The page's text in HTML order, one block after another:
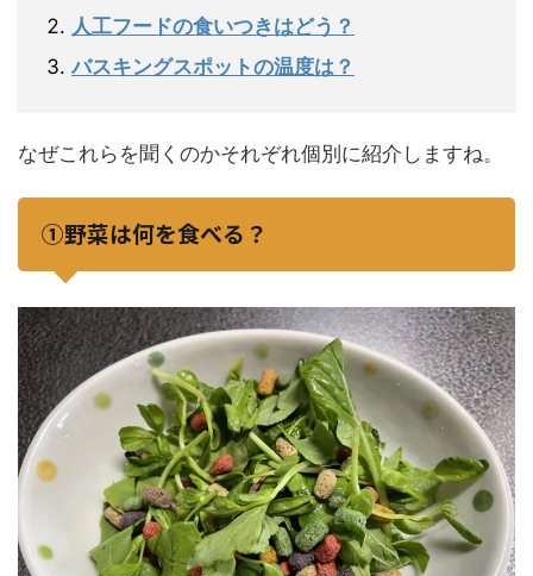
人工フードの食いつきはどう？
バスキングスポットの温度は？
なぜこれらを聞くのかそれぞれ個別に紹介しますね。
①野菜は何を食べる？